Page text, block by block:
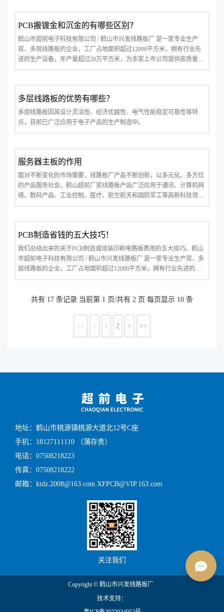
PCB搬镀金和沉金的有哪些区别？
鹤山市超前电子科技有限公司 / 鹤山市兴发线路板厂 是一家专业生产
双、多层线路板的企业，工厂占地面积超过12000平方米，拥有行业先
进的生产设备，年产量超过20万平方米，为多家上市公司提供高质量的
产品。
多层线路板的优势有哪些？
多层线路板因其设计灵活性、经济优越性、电气性能稳定可靠性等特
点，目前已广泛应用于电子产品的生产制造中。
服务器主板的作用
面对不断变化的市场需要，线路板厂产品不断创新，以多元化、多方位
的产品服务社会。鹤山超前厂家线路板产品广泛应用于通讯、计算机网
络、数码产品、工业控制、医疗、航空航天和国防军工等高新科技领
域。
PCB制造省钱的五大技巧！
我们总结出来的关于PCB制造或组装印刷电路板费用的五大技巧。鹤山
市超前电子科技有限公司 / 鹤山市兴发线路板厂 是一家专业生产双、多
层线路板的企业，工厂占地面积超过12000平方米，拥有行业先进的生
产设备，年产量超过20万平方米，为多家上市公司提供高质量的产品。
共有 17 条记录 当前第 1 页/共有 2 页 每页显示 10 条
<< < 1 2 > >>
地址：鹤山市桃源镇桃源大道北12号C座
手机：18127111110 （蒲存贵）
电话：07508218223
传真：07508218222
邮箱：ktdz.2008@163.com XFPCB@VIP.163.com
关注我们
Copyright © 鹤山市兴发线路板厂
技术支持：